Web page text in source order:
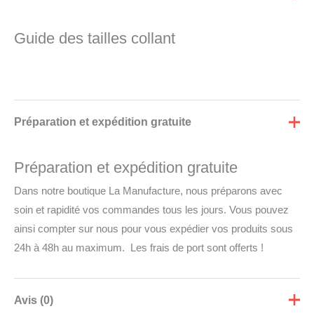
Guide des tailles collant
Préparation et expédition gratuite
Préparation et expédition gratuite
Dans notre boutique La Manufacture, nous préparons avec
soin et rapidité vos commandes tous les jours. Vous pouvez
ainsi compter sur nous pour vous expédier vos produits sous
24h à 48h au maximum. Les frais de port sont offerts !
Avis (0)